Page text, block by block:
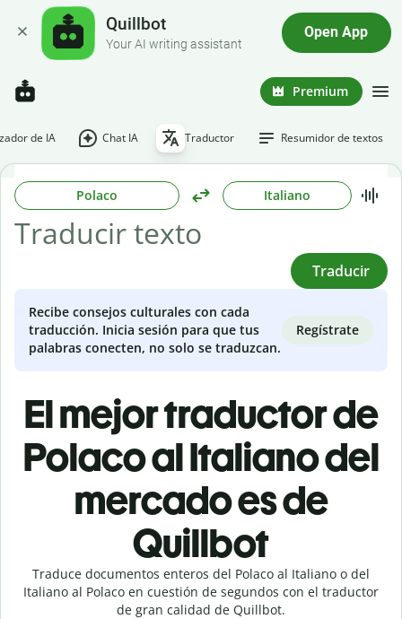
Quillbot
Your AI writing assistant
Open App
Premium
de IA Chat IA Traductor Resumidor de textos
Polaco Italiano
Traducir
Recibe consejos culturales con cada
traducción. Inicia sesión para que tus
palabras conecten, no solo se traduzcan.
Regístrate
El mejor traductor de
Polaco al Italiano del
mercado es de
Quillbot
Traduce documentos enteros del Polaco al Italiano o del
Italiano al Polaco en cuestión de segundos con el traductor
de gran calidad de Quillbot.